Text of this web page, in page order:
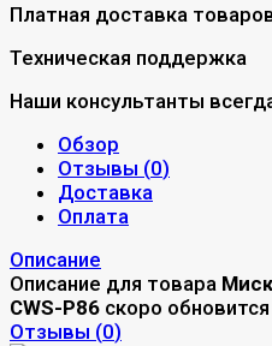
Платная доставка
Техническая поддержка
Наши консультанты
Обзор
Отзывы (0)
Доставка
Оплата
Описание
Описание для товара
CWS-P86 скоро обновится
Отзывы (0)